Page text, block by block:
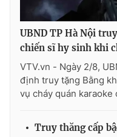
toasoan@vtv.vn
Liên hệ quảng cáo:024-
UBND TP Hà Nội
chiến sĩ hy sinh khi
VTV.vn - Ngày 2/8,
định truy tặng Bằng
vụ cháy quán karaoke
Truy thăng cấp